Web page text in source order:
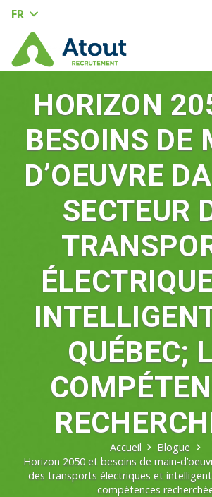
FR
HORIZON
BESOINS DE
D’OEUVRE
SECTEUR
QUÉBEC;
Accueil
Blogue
Horizon 2050 et besoins de main-
des transports électriques et
compétences